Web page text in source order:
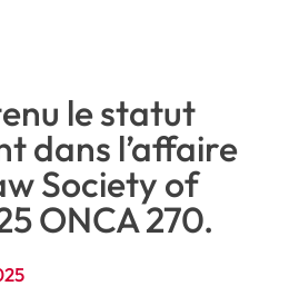
le statut
dans l’affaire
Society of
ONCA 270.